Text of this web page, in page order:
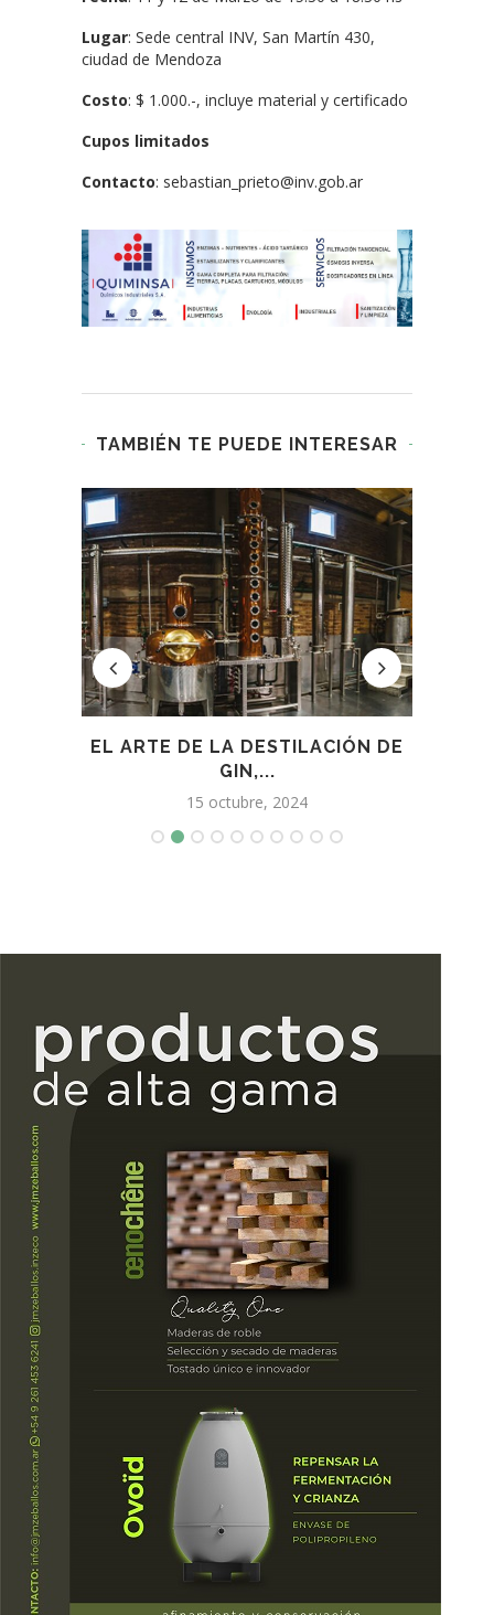
Lugar: Sede central INV, San Martín 430,
ciudad de Mendoza
Costo: $ 1.000.-, incluye material y certificado
Cupos limitados
Contacto: sebastian_prieto@inv.gob.ar
TAMBIÉN TE PUEDE INTERESAR
EL ARTE DE LA DESTILACIÓN DE
GIN,...
15 octubre, 2024